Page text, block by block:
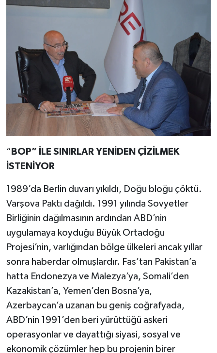
“ BOP” İLE SINIRLAR YENİDEN ÇİZİLMEK
İSTENİYOR
1989’da Berlin duvarı yıkıldı, Doğu bloğu çöktü.
Varşova Paktı dağıldı. 1991 yılında Sovyetler
Birliğinin dağılmasının ardından ABD’nin
uygulamaya koyduğu Büyük Ortadoğu
Projesi’nin, varlığından bölge ülkeleri ancak yıllar
sonra haberdar olmuşlardır. Fas’tan Pakistan’a
hatta Endonezya ve Malezya’ya, Somali’den
Kazakistan’a, Yemen’den Bosna’ya,
Azerbaycan’a uzanan bu geniş coğrafyada,
ABD’nin 1991’den beri yürüttüğü askeri
operasyonlar ve dayattığı siyasi, sosyal ve
ekonomik çözümler hep bu projenin birer